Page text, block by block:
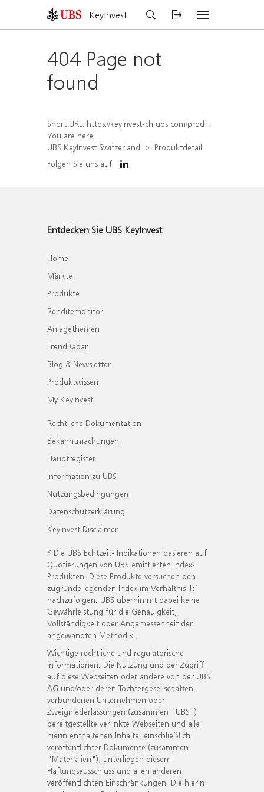
KeyInvest
404 Page not
found
Short URL: https://keyinvest-ch.ubs.com/produkt/detail/index/isin/CH1579299525
You are here:
UBS KeyInvest Switzerland
Produktdetail
Folgen Sie uns auf
Entdecken Sie UBS KeyInvest
Home
Märkte
Produkte
Renditemonitor
Anlagethemen
TrendRadar
Blog & Newsletter
Produktwissen
My KeyInvest
Rechtliche Dokumentation
Bekanntmachungen
Hauptregister
Information zu UBS
Nutzungsbedingungen
Datenschutzerklärung
KeyInvest Disclaimer
* Die UBS Echtzeit- Indikationen basieren auf
Quotierungen von UBS emittierten Index-
Produkten. Diese Produkte versuchen den
zugrundeliegenden Index im Verhältnis 1:1
nachzufolgen. UBS übernimmt dabei keine
Gewährleistung für die Genauigkeit,
Vollständigkeit oder Angemessenheit der
angewandten Methodik.
Wichtige rechtliche und regulatorische
Informationen. Die Nutzung und der Zugriff
auf diese Webseiten oder andere von der UBS
AG und/oder deren Tochtergesellschaften,
verbundenen Unternehmen oder
Zweigniederlassungen (zusammen "UBS")
bereitgestellte verlinkte Webseiten und alle
hierin enthaltenen Inhalte, einschließlich
veröffentlichter Dokumente (zusammen
"Materialien"), unterliegen diesem
Haftungsausschluss und allen anderen
veröffentlichten Einschränkungen. Die hierin